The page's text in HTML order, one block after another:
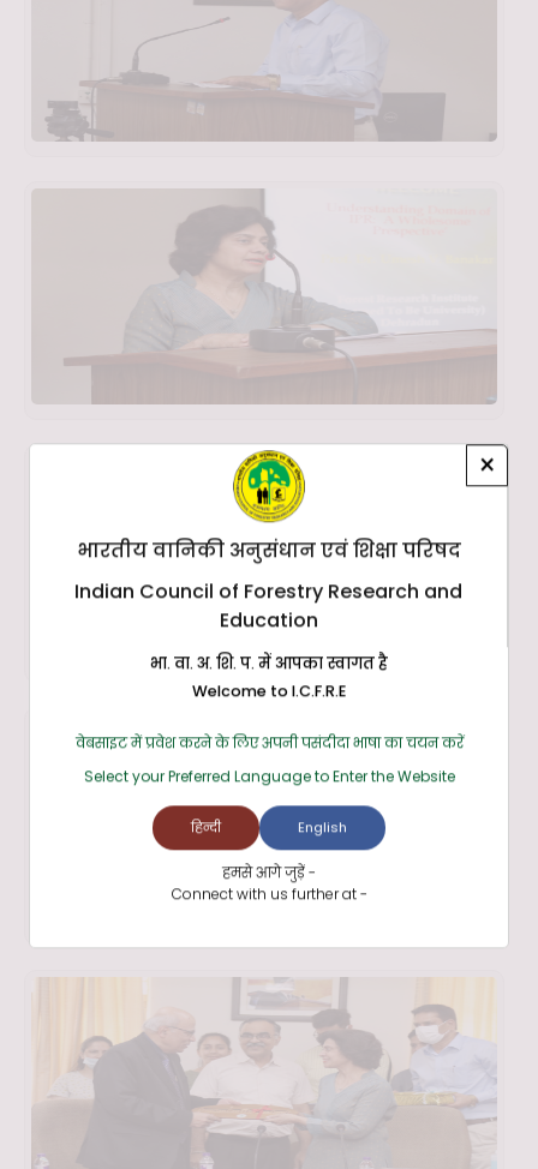
×
भारतीय वानिकी अनुसंधान एवं शिक्षा परिषद
Indian Council of Forestry Research and
Education
भा. वा. अ. शि. प. में आपका स्वागत है
Welcome to I.C.F.R.E
वेबसाइट में प्रवेश करने के लिए अपनी पसंदीदा भाषा का चयन करें
Select your Preferred Language to Enter the Website
हिन्दी English
हमसे आगे जुड़ें -
Connect with us further at -